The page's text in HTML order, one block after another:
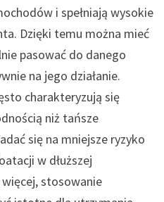
i spełniają wysokie
Dzięki temu można mieć
pasować do danego
na jego działanie.
charakteryzują się
niż tańsze
się na mniejsze ryzyko
w dłuższej
stosowanie